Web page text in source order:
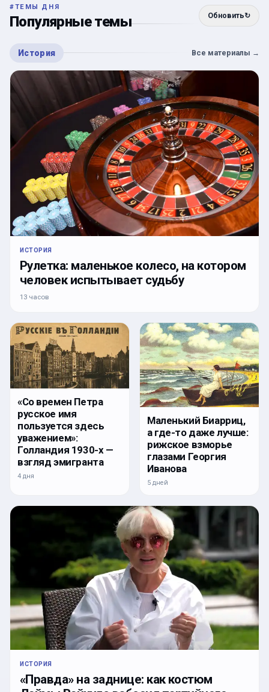
#ТЕМЫ ДНЯ
Популярные темы Обновить↻
История Все материалы →
ИСТОРИЯ
Рулетка: маленькое колесо, на котором
человек испытывает судьбу
13 часов
«Со времен Петра
русское имя
пользуется здесь
уважением»:
Голландия 1930-х —
взгляд эмигранта
4 дня
Маленький Биарриц,
а где-то даже лучше:
рижское взморье
глазами Георгия
Иванова
5 дней
ИСТОРИЯ
«Правда» на заднице: как костюм